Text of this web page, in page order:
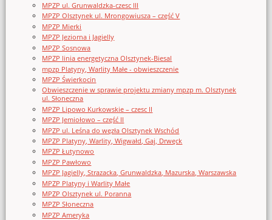
MPZP ul. Grunwaldzka-czesc III
MPZP Olsztynek ul. Mrongowiusza – część V
MPZP Mierki
MPZP Jeziorna i Jagielly
MPZP Sosnowa
MPZP linia energetyczna Olsztynek-Biesal
mpzp Platyny, Warlity Małe - obwieszczenie
MPZP Świerkocin
Obwieszczenie w sprawie projektu zmiany mpzp m. Olsztynek
ul. Słoneczna
MPZP Lipowo Kurkowskie – czesc II
MPZP Jemiołowo – część II
MPZP ul. Leśna do węzła Olsztynek Wschód
MPZP Platyny, Warlity, Wigwałd, Gaj, Drwęck
MPZP Łutynowo
MPZP Pawłowo
MPZP Jagielly, Strazacka, Grunwaldzka, Mazurska, Warszawska
MPZP Platyny i Warlity Małe
MPZP Olsztynek ul. Poranna
MPZP Słoneczna
MPZP Ameryka